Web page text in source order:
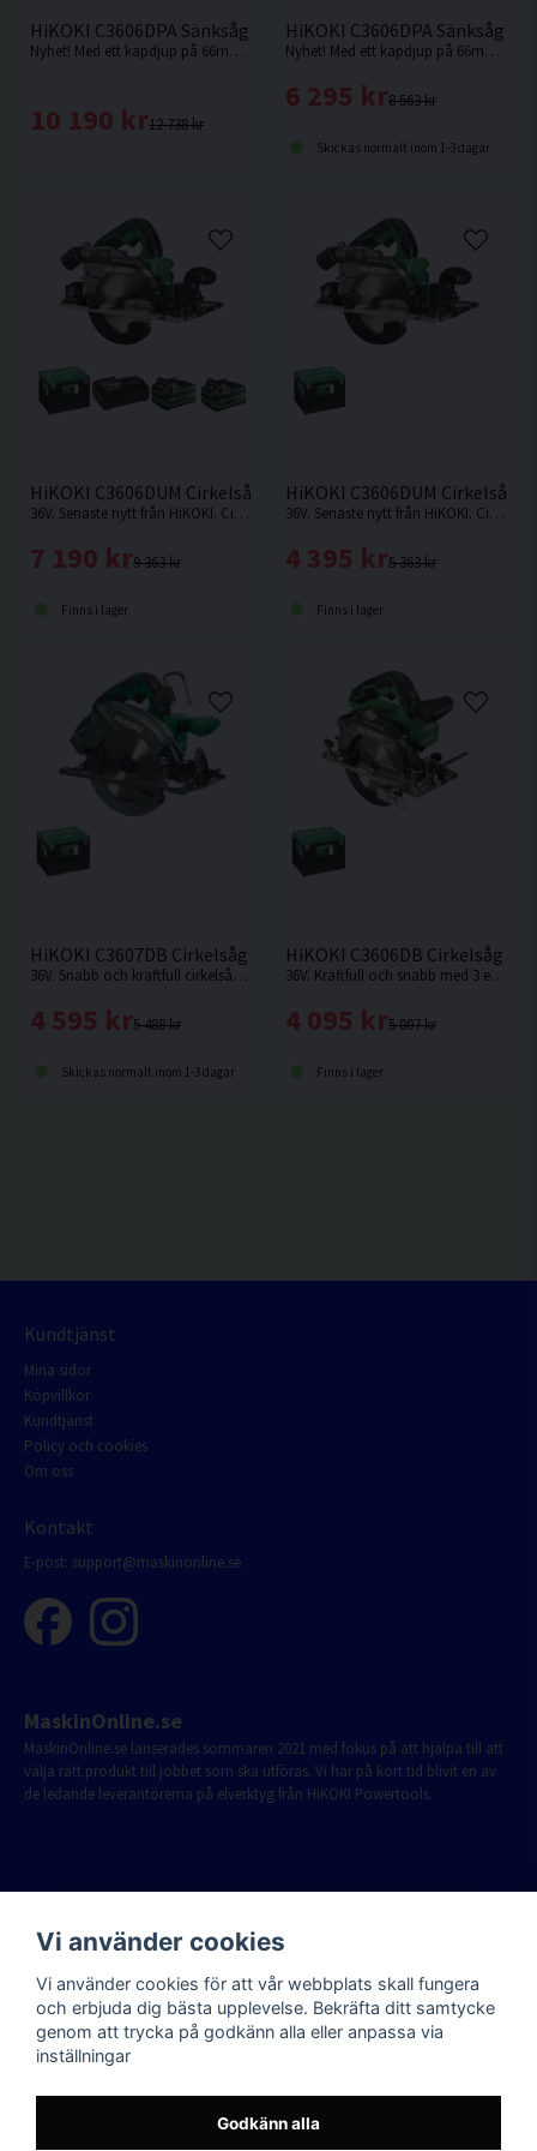
HiKOKI C3606DPA Sänksåg 36V 165mm (2x4,0Ah) Inkl 800mm
Nyhet! Med ett kapdjup på 66mm med skena vid 90° är denna sänksåg från HiKOKI Powertools väl värd en plats i maskinparken.
12 738 kr
10 190 kr
HiKOKI C3606DPA Sänksåg
Nyhet! Med ett kapdjup på 66mm med skena vid 90° är denna sänksåg från HiKOKI Powertools väl värd en plats i maskinparken. Levereras utan batteri & laddare.
8 563 kr
6 295 kr
Skickas normalt inom 1-3 dagar
HiKOKI C3606DUM Cirkelsåg 165mm 36V (2x2,5Ah)
36V. Senaste nytt från HiKOKI. Cirkelsåg som kan fästas på skena.
9 363 kr
7 190 kr
Finns i lager
HiKOKI C3606DUM Cirkelsåg
36V. Senaste nytt från HiKOKI. Cirkelsåg som kan fästas på skena. Levereras utan batteri och laddare.
5 363 kr
4 395 kr
Finns i lager
HiKOKI C3607DB Cirkelsåg 190mm 36V
36V. Snabb och kraftfull cirkelsåg för tuffa jobb, såsom kapning och klyvning, även av tryckimpregnerat virke. Levereras utan batteri och laddare.
5 488 kr
4 595 kr
Skickas normalt inom 1-3 dagar
HiKOKI C3606DB Cirkelsåg
36V. Kraftfull och snabb med 3 effektlägen: Silent (låg ljudnivå), Medium (mjukt avslut med konstant varvtal) och High-mode (snabb kapning). Levereras utan batteri och laddare.
5 007 kr
4 095 kr
Finns i lager
Kundtjänst
Mina sidor
Köpvillkor
Kundtjänst
Policy och cookies
Om oss
Kontakt
E-post: support@maskinonline.se
MaskinOnline.se
MaskinOnline.se lanserades sommaren 2021 med fokus på att hjälpa till att
välja rätt produkt till jobbet som ska utföras. Vi har på kort tid blivit en av
de ledande leverantörerna på elverktyg från HiKOKI Powertools.
Vi använder cookies
Vi använder cookies för att vår webbplats skall fungera
och erbjuda dig bästa upplevelse. Bekräfta ditt samtycke
genom att trycka på godkänn alla eller anpassa via
inställningar
Godkänn alla